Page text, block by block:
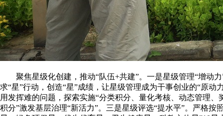
聚焦星级化创建，推动“队伍+共建”。一是星级管理“增动力
求“星”行动，创造“星”成绩，让星级管理成为干事创业的“原
用发挥难的问题，探索实施“分类积分、量化考核、动态管理
积分”激发基层治理“新活力”。三是星级评选“提水平”。严格